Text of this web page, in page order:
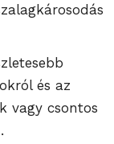
és az
vagy csontos